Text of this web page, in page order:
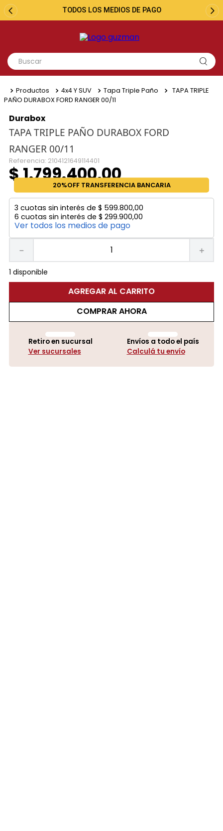
TODOS LOS MEDIOS DE PAGO
Productos 4x4 Y SUV Tapa Triple Paño
TAPA TRIPLE
PAÑO DURABOX FORD RANGER 00/11
Durabox
TAPA TRIPLE PAÑO DURABOX FORD
RANGER 00/11
Referencia: 2104121649114401
$1.799.400,00
20%OFF TRANSFERENCIA BANCARIA
3 cuotas sin interés de $ 599.800,00
6 cuotas sin interés de $ 299.900,00
Ver todos los medios de pago
＋
－
1 disponible
AGREGAR AL CARRITO
COMPRAR AHORA
Retiro en sucursal
Ver sucursales
Envíos a todo el país
Calculá tu envío